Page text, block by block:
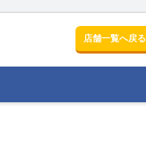
店舗一覧へ戻る